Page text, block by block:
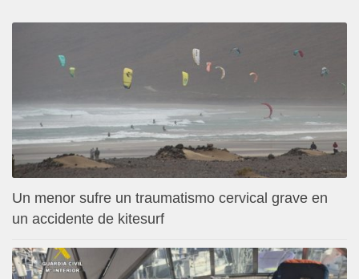
Un menor sufre un traumatismo cervical grave en
un accidente de kitesurf